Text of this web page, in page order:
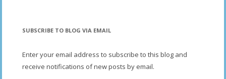
SUBSCRIBE TO BLOG VIA EMAIL
Enter your email address to subscribe to this blog and
receive notifications of new posts by email.